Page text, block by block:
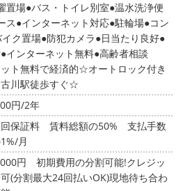
置場 バス・トイレ別室 温水洗浄便
ス インターネット対応 駐輪場 コン
ク置場 防犯カメラ
日当たり良好
インターネット無料 高齢者相談
ト無料で経済的☆オートロック付き
川駅徒歩すぐ☆
円/2年
保証料 賃料総額の50% 支払手数
月
円
初期費用の分割可能!クレジッ
(分割最大24回払いOK)現地待ち合わ